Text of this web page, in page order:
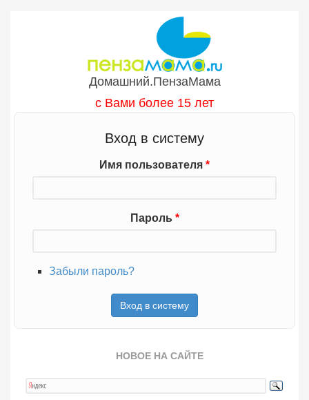
Домашний.ПензаМама
с Вами более 15 лет
Вход в систему
Имя пользователя *
Пароль *
Забыли пароль?
НОВОЕ НА САЙТЕ